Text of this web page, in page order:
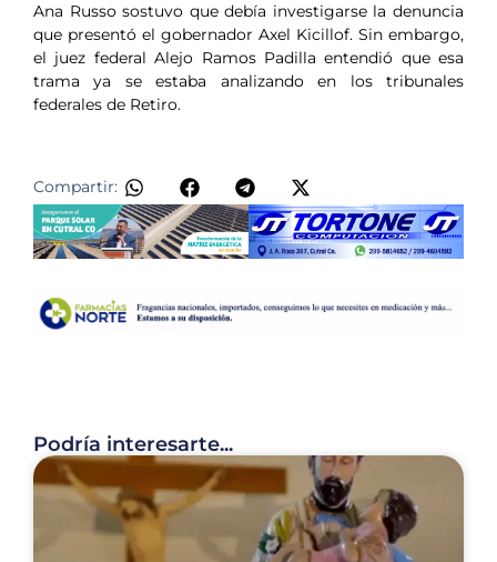
Ana Russo sostuvo que debía investigarse la denuncia
que presentó el gobernador Axel Kicillof. Sin embargo,
el juez federal Alejo Ramos Padilla entendió que esa
trama ya se estaba analizando en los tribunales
federales de Retiro.
Compartir:
Podría interesarte...